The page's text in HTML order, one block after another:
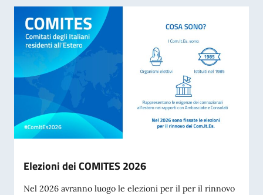
Elezioni dei COMITES 2026
Nel 2026 avranno luogo le elezioni per il per il rinnovo